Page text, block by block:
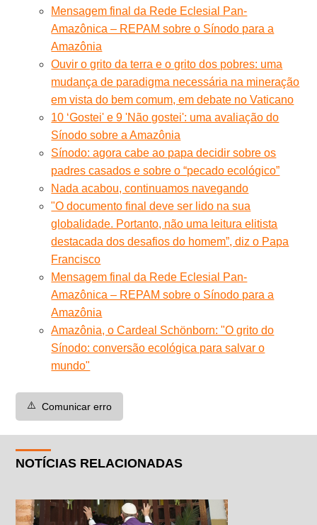
Mensagem final da Rede Eclesial Pan-
Amazônica – REPAM sobre o Sínodo para a
Amazônia
Ouvir o grito da terra e o grito dos pobres: uma
mudança de paradigma necessária na mineração
em vista do bem comum, em debate no Vaticano
10 ‘Gostei' e 9 'Não gostei': uma avaliação do
Sínodo sobre a Amazônia
Sínodo: agora cabe ao papa decidir sobre os
padres casados e sobre o “pecado ecológico”
Nada acabou, continuamos navegando
"O documento final deve ser lido na sua
globalidade. Portanto, não uma leitura elitista
destacada dos desafios do homem”, diz o Papa
Francisco
Mensagem final da Rede Eclesial Pan-
Amazônica – REPAM sobre o Sínodo para a
Amazônia
Amazônia, o Cardeal Schönborn: "O grito do
Sínodo: conversão ecológica para salvar o
mundo"
⚠️ Comunicar erro
NOTÍCIAS RELACIONADAS